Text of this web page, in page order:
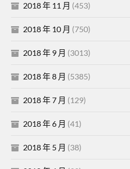
2018 年 11 月 (453)
2018 年 10 月 (750)
2018 年 9 月 (3013)
2018 年 8 月 (5385)
2018 年 7 月 (129)
2018 年 6 月 (41)
2018 年 5 月 (38)